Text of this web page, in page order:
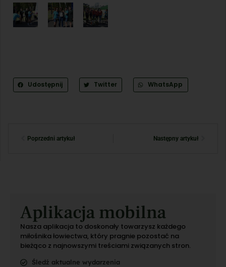
Udostępnij Twitter WhatsApp
Poprzedni artykuł Następny artykuł
Aplikacja mobilna
Nasza aplikacja to doskonały towarzysz każdego
miłośnika łowiectwa, który pragnie pozostać na
bieżąco z najnowszymi treściami związanych stron.
Śledź aktualne wydarzenia